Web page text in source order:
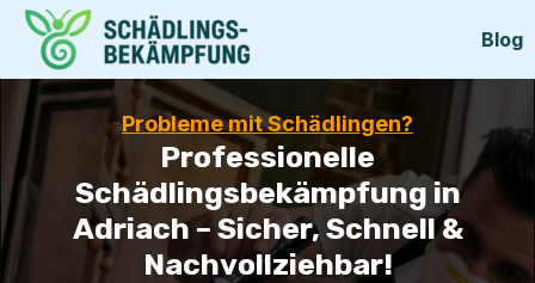
Blog
Probleme mit Schädlingen?
Professionelle
Schädlingsbekämpfung in
Adriach – Sicher, Schnell &
Nachvollziehbar!